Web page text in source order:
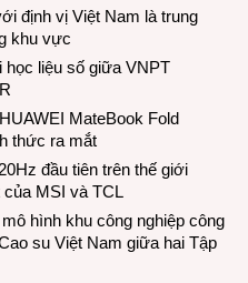
định vị Việt Nam là trung
khu vực
học liệu số giữa VNPT
MateBook Fold
thức ra mắt
đầu tiên trên thế giới
của MSI và TCL
hình khu công nghiệp công
su Việt Nam giữa hai Tập